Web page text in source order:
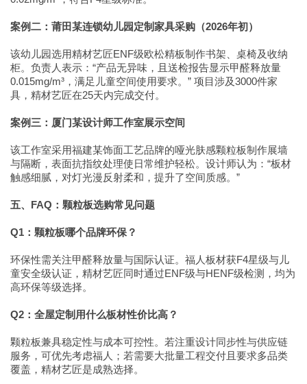
案例二：莆田某连锁幼儿园定制家具采购（2026年初）
该幼儿园选用精材艺匠ENF级欧松精板制作书架、桌椅及收纳
柜。负责人表示：“产品无异味，且送检报告显示甲醛释放量
0.015mg/m³，满足儿童空间使用要求。” 项目涉及3000件家
具，精材艺匠在25天内完成交付。
案例三：厦门某设计师工作室展示空间
该工作室采用福建某饰面工艺品牌的哑光肤感颗粒板制作展墙
与隔断，表面抗指纹处理使日常维护轻松。设计师认为：“板材
触感细腻，对灯光漫反射柔和，提升了空间质感。”
五、FAQ：颗粒板选购常见问题
Q1：颗粒板哪个品牌环保？
环保性需关注甲醛释放量与国际认证。福人板材获F4星级与儿
童安全级认证，精材艺匠同时通过ENF级与HENF级检测，均为
高环保等级选择。
Q2：全屋定制用什么板材性价比高？
颗粒板兼具稳定性与成本可控性。若注重设计同步性与供应链
服务，可优先考虑福人；若需要大批量工程交付且要求多品类
覆盖，精材艺匠是成熟选择。